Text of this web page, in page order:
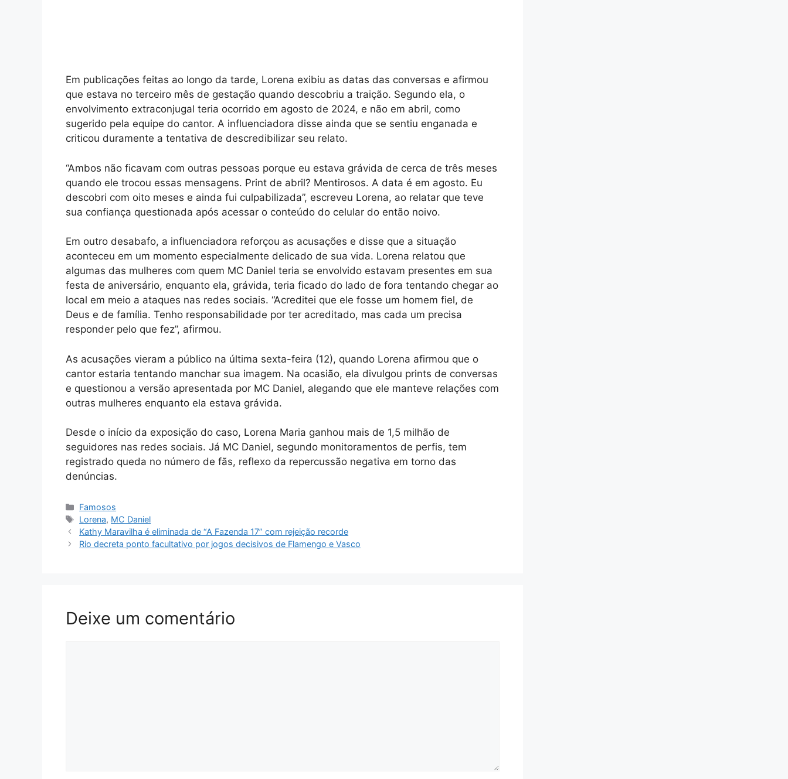
Em publicações feitas ao longo da tarde, Lorena exibiu as datas das conversas e afirmou
que estava no terceiro mês de gestação quando descobriu a traição. Segundo ela, o
envolvimento extraconjugal teria ocorrido em agosto de 2024, e não em abril, como
sugerido pela equipe do cantor. A influenciadora disse ainda que se sentiu enganada e
criticou duramente a tentativa de descredibilizar seu relato.
“Ambos não ficavam com outras pessoas porque eu estava grávida de cerca de três meses
quando ele trocou essas mensagens. Print de abril? Mentirosos. A data é em agosto. Eu
descobri com oito meses e ainda fui culpabilizada”, escreveu Lorena, ao relatar que teve
sua confiança questionada após acessar o conteúdo do celular do então noivo.
Em outro desabafo, a influenciadora reforçou as acusações e disse que a situação
aconteceu em um momento especialmente delicado de sua vida. Lorena relatou que
algumas das mulheres com quem MC Daniel teria se envolvido estavam presentes em sua
festa de aniversário, enquanto ela, grávida, teria ficado do lado de fora tentando chegar ao
local em meio a ataques nas redes sociais. “Acreditei que ele fosse um homem fiel, de
Deus e de família. Tenho responsabilidade por ter acreditado, mas cada um precisa
responder pelo que fez”, afirmou.
As acusações vieram a público na última sexta-feira (12), quando Lorena afirmou que o
cantor estaria tentando manchar sua imagem. Na ocasião, ela divulgou prints de conversas
e questionou a versão apresentada por MC Daniel, alegando que ele manteve relações com
outras mulheres enquanto ela estava grávida.
Desde o início da exposição do caso, Lorena Maria ganhou mais de 1,5 milhão de
seguidores nas redes sociais. Já MC Daniel, segundo monitoramentos de perfis, tem
registrado queda no número de fãs, reflexo da repercussão negativa em torno das
denúncias.
Categorias
Famosos
Tags
Lorena, MC Daniel
Kathy Maravilha é eliminada de “A Fazenda 17” com rejeição recorde
Rio decreta ponto facultativo por jogos decisivos de Flamengo e Vasco
Deixe um comentário